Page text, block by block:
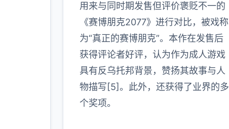
用来与同时期发售但评价褒贬不一的
《赛博朋克2077》进行对比，被戏称
为“真正的赛博朋克”。本作在发售后
获得评论者好评，认为作为成人游戏
具有反乌托邦背景，赞扬其故事与人
物描写[5]。此外，还获得了业界的多
个奖项。